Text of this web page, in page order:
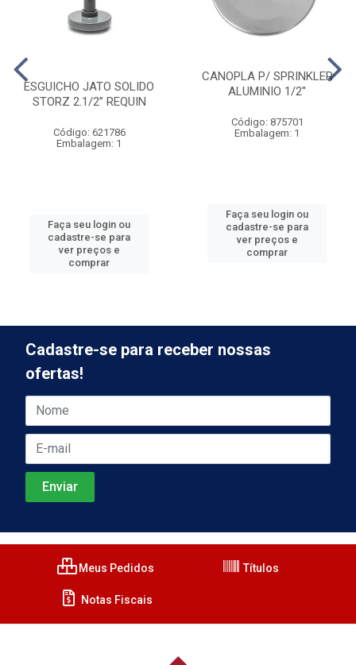
ESGUICHO JATO SOLIDO
STORZ 2.1/2” REQUIN
Código: 621786
Embalagem: 1
Faça seu login ou
cadastre-se para
ver preços e
comprar
CANOPLA P/ SPRINKLER
ALUMINIO 1/2''
Código: 875701
Embalagem: 1
Faça seu login ou
cadastre-se para
ver preços e
comprar
Cadastre-se para receber nossas
ofertas!
Meus Pedidos Títulos
Notas Fiscais